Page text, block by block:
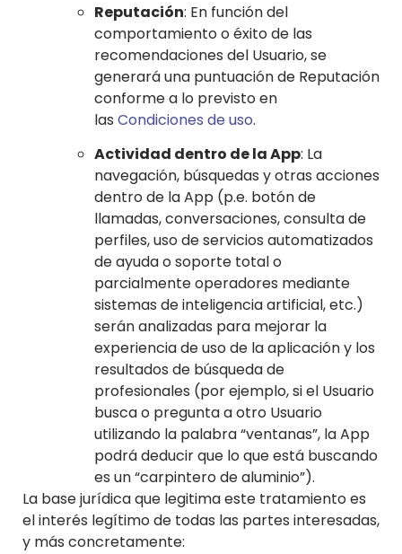
Reputación: En función del
comportamiento o éxito de las
recomendaciones del Usuario, se
generará una puntuación de Reputación
conforme a lo previsto en
las Condiciones de uso.
Actividad dentro de la App: La
navegación, búsquedas y otras acciones
dentro de la App (p.e. botón de
llamadas, conversaciones, consulta de
perfiles, uso de servicios automatizados
de ayuda o soporte total o
parcialmente operadores mediante
sistemas de inteligencia artificial, etc.)
serán analizadas para mejorar la
experiencia de uso de la aplicación y los
resultados de búsqueda de
profesionales (por ejemplo, si el Usuario
busca o pregunta a otro Usuario
utilizando la palabra “ventanas”, la App
podrá deducir que lo que está buscando
es un “carpintero de aluminio”).
La base jurídica que legitima este tratamiento es
el interés legítimo de todas las partes interesadas,
y más concretamente: